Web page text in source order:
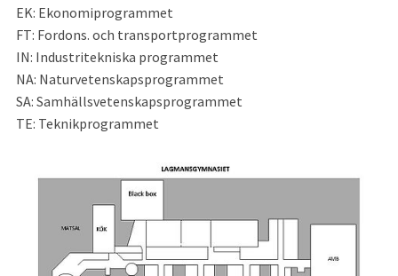
EK: Ekonomiprogrammet
FT: Fordons. och transportprogrammet
IN: Industritekniska programmet
NA: Naturvetenskapsprogrammet
SA: Samhällsvetenskapsprogrammet
TE: Teknikprogrammet